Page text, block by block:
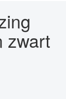
zwart